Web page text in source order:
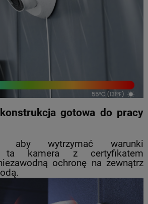
gotowa do pracy
aby wytrzymać warunki
ta kamera z certyfikatem
ochronę na zewnątrz